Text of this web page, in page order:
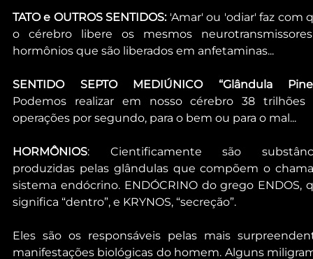
TATO e OUTROS SENTIDOS: 'Amar' ou 'odiar' faz com
o cérebro libere os mesmos
hormônios que são liberados em anfetaminas...
SENTIDO SEPTO MEDIÚNICO “Glândula
Podemos realizar em nosso cérebro 38 trilhões
operações por segundo, para o bem ou para o mal...
HORMÔNIOS: Cientificamente são
produzidas pelas glândulas que compõem o
sistema endócrino. ENDÓCRINO do grego ENDOS,
significa “dentro”, e KRYNOS, “secreção”.
Eles são os responsáveis pelas mais
manifestações biológicas do homem. Alguns